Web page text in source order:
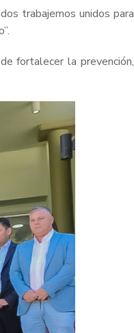
trabajemos unidos para
fortalecer la prevención,